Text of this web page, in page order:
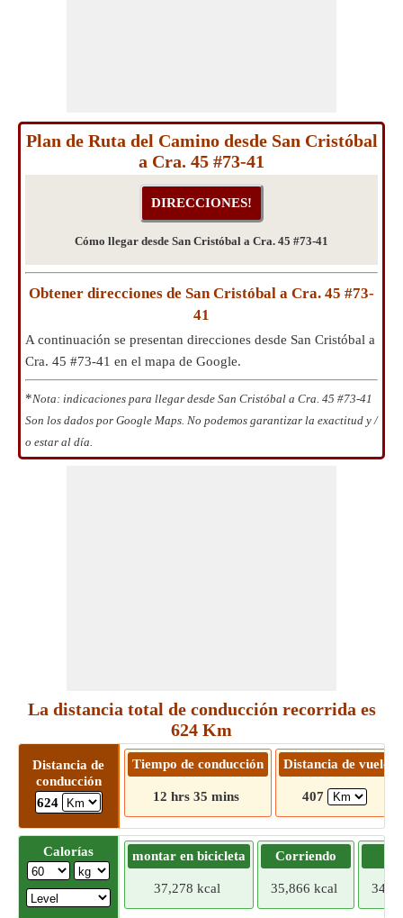
Plan de Ruta del Camino desde San Cristóbal
a Cra. 45 #73-41
Cómo llegar desde San Cristóbal a Cra. 45 #73-41
Obtener direcciones de San Cristóbal a Cra. 45 #73-
41
A continuación se presentan direcciones desde San Cristóbal a
Cra. 45 #73-41 en el mapa de Google.
*Nota: indicaciones para llegar desde San Cristóbal a Cra. 45 #73-41
Son los dados por Google Maps. No podemos garantizar la exactitud y /
o estar al día.
La distancia total de conducción recorrida es
624 Km
Distancia de
conducción
624
Tiempo de conducción
12 hrs 35 mins
Distancia de vuelo
407
Calorías montar en bicicleta
37,278 kcal
Corriendo
35,866 kcal